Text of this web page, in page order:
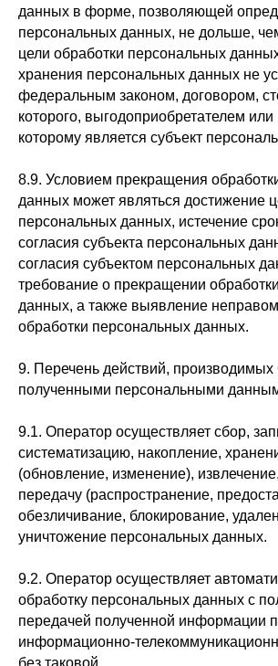
данных в форме, позволяющей
персональных данных, не дольше,
цели обработки персональных
хранения персональных данных не
федеральным законом, договором,
которого, выгодоприобретателем
которому является субъект
8.9. Условием прекращения
данных может являться достижение
персональных данных, истечение
согласия субъекта персональных
согласия субъектом персональных
требование о прекращении
данных, а также выявление
обработки персональных данных.
9. Перечень действий,
полученными персональными
9.1. Оператор осуществляет сбор,
систематизацию, накопление,
(обновление, изменение),
передачу (распространение,
обезличивание, блокирование,
уничтожение персональных данных.
9.2. Оператор осуществляет
обработку персональных данных с
передачей полученной информации
информационно-
без таковой.